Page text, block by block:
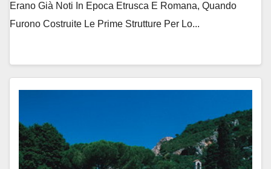
Erano Già Noti In Epoca Etrusca E Romana, Quando
Furono Costruite Le Prime Strutture Per Lo...